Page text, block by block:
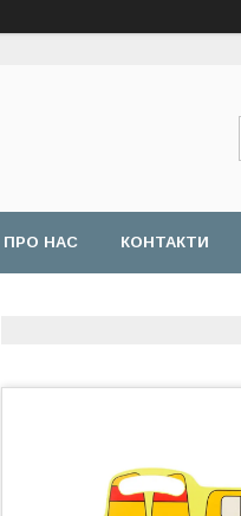
ПРО НАС КОНТАКТИ